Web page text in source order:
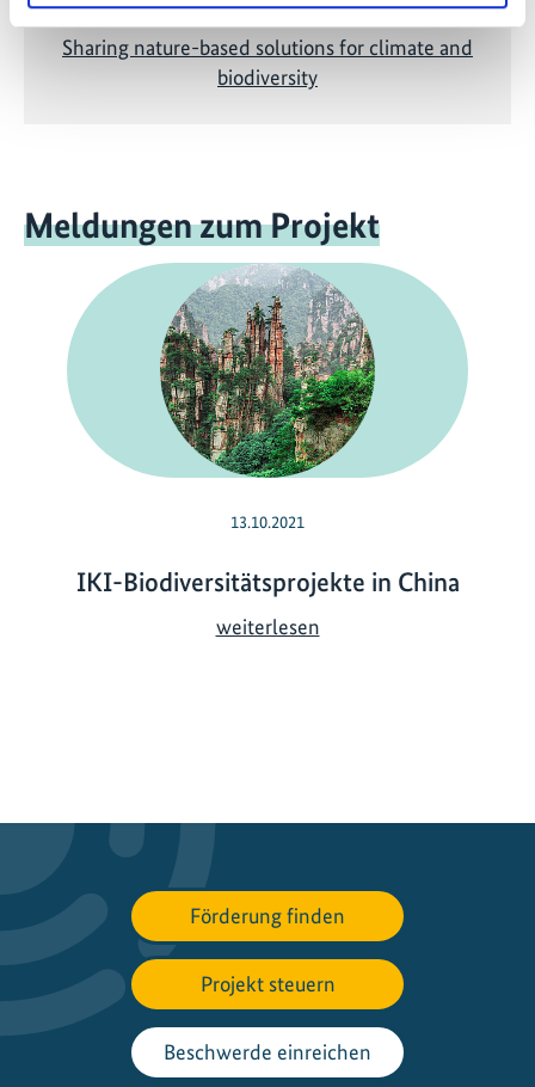
Sharing nature-based solutions for climate and
biodiversity
Meldungen zum Projekt
13.10.2021
IKI-Biodiversitätsprojekte in China
weiterlesenI
v
e
r
s
i
t
ä
Förderung finden
Projekt steuern
Beschwerde einreichen